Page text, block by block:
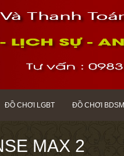
ĐỒ CHƠI LGBT ĐỒ CHƠI BDSM
MAX 2